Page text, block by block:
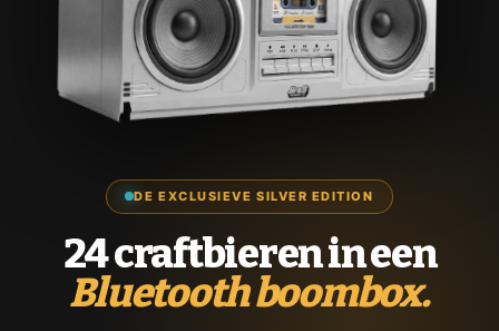
DE EXCLUSIEVE SILVER EDITION
24 craftbieren in een
Bluetooth boombox.